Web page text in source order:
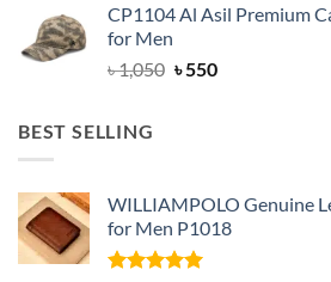
was: is:
CP1104 Al Asil Premium
for Men
৳1,050 Original
৳550Current
BEST SELLING
WILLIAMPOLO Genuine
for Men P1018